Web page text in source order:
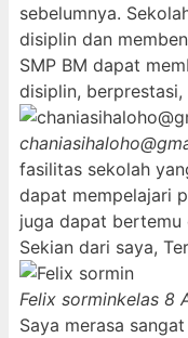
sebelumnya.
disiplin dan
SMP BM dapat
disiplin, berprestasi,
fasilitas sekolah
dapat mempelajari
juga dapat bertemu
Sekian dari saya,
Felix sorminkelas 8
Saya merasa